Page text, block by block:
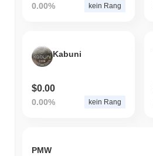
0.00% kein Rang
Kabuni
$0.00
0.00% kein Rang
PMW